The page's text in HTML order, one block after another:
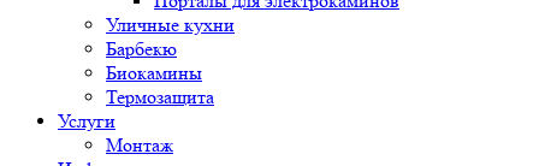
Уличные кухни
Барбекю
Биокамины
Термозащита
Услуги
Монтаж